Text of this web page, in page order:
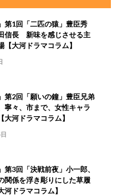
第1回「二匹の猿」豊臣秀
信長 新味を感じさせる主
【大河ドラマコラム】
第2回「願いの鐘」豊臣兄弟
寧々、市まで、女性キャラ
大河ドラマコラム】
第3回「決戦前夜」小一郎、
関係を浮き彫りにした草履
河ドラマコラム】